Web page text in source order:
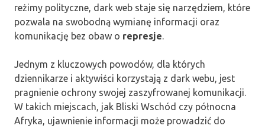
reżimy polityczne, dark web staje się narzędziem, które
pozwala na swobodną wymianę informacji oraz
komunikację bez obaw o represje.
Jednym z kluczowych powodów, dla których
dziennikarze i aktywiści korzystają z dark webu, jest
pragnienie ochrony swojej zaszyfrowanej komunikacji.
W takich miejscach, jak Bliski Wschód czy północna
Afryka, ujawnienie informacji może prowadzić do